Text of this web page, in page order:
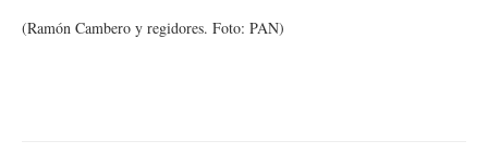
(Ramón Cambero y regidores. Foto: PAN)